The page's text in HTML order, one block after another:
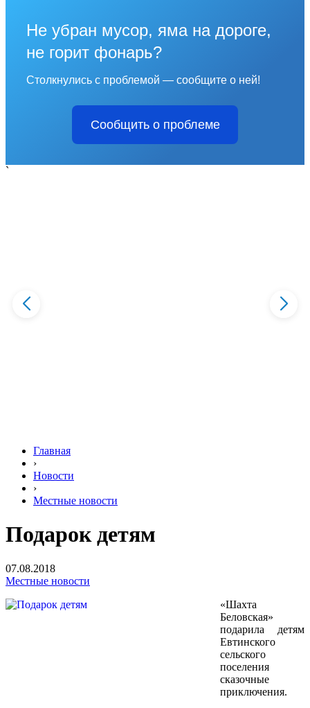
Не убран мусор, яма на дороге,
не горит фонарь?
Столкнулись с проблемой — сообщите о ней!
Сообщить о проблеме
`
Главная
›
Новости
›
Местные новости
Подарок детям
07.08.2018
Местные новости
«Шахта
Беловская»
подарила детям
Евтинского
сельского
поселения
сказочные
приключения.